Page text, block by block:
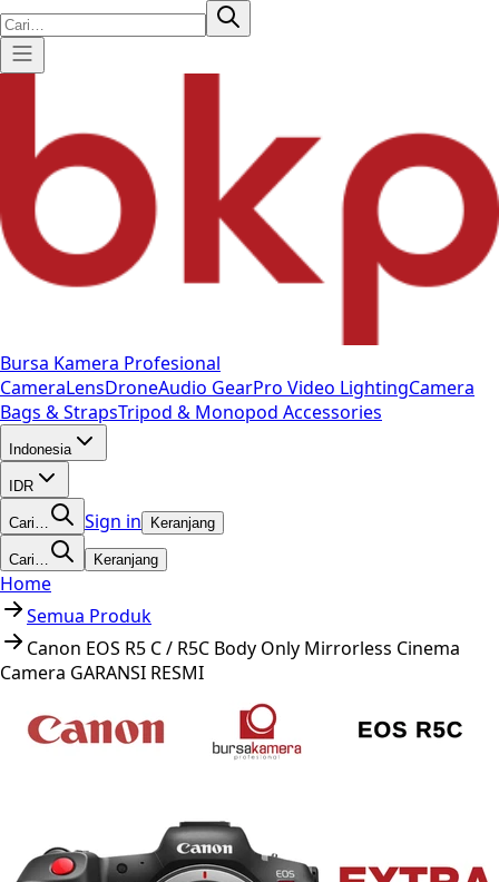
Bursa Kamera Profesional
CameraLensDroneAudio GearPro Video LightingCamera
Bags & StrapsTripod & Monopod Accessories
Indonesia
IDR
Cari… Sign in Keranjang
Cari… Keranjang
Home
Semua Produk
Canon EOS R5 C / R5C Body Only Mirrorless Cinema
Camera GARANSI RESMI